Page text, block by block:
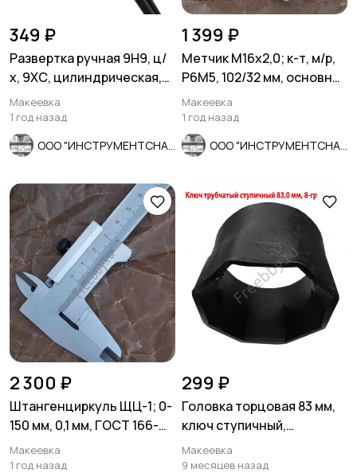
349 ₽
Развертка ручная 9Н9, ц/
х, 9ХС, цилиндрическая,
124/52 мм, 2360-0132.
Макеевка
1 год назад
1 399 ₽
Метчик М16х2,0; к-т, м/р,
Р6М5, 102/32 мм, основной
шаг.
Макеевка
1 год назад
2 300 ₽
Штангенциркуль ЩЦ-1; 0-
150 мм, 0,1 мм, ГОСТ 166-
80, Ставрополь.
Макеевка
1 год назад
299 ₽
Головка торцовая 83 мм,
ключ ступичный,
трубчатый, 8-гр, СССР.
Макеевка
9 месяцев назад